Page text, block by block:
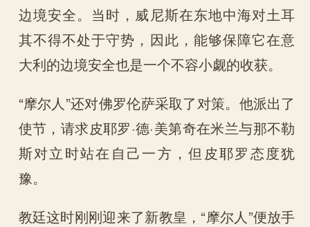
边境安全。当时，威尼斯在东地中海对土耳
其不得不处于守势，因此，能够保障它在意
大利的边境安全也是一个不容小觑的收获。
“摩尔人”还对佛罗伦萨采取了对策。他派出了
使节，请求皮耶罗·德·美第奇在米兰与那不勒
斯对立时站在自己一方，但皮耶罗态度犹
豫。
教廷这时刚刚迎来了新教皇，“摩尔人”便放手